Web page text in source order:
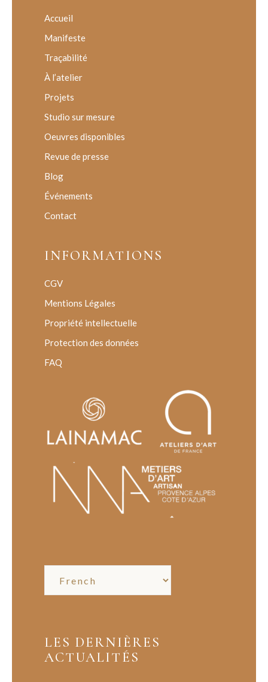
Accueil
Manifeste
Traçabilité
À l’atelier
Projets
Studio sur mesure
Oeuvres disponibles
Revue de presse
Blog
Événements
Contact
INFORMATIONS
CGV
Mentions Légales
Propriété intellectuelle
Protection des données
FAQ
LES DERNIÈRES
ACTUALITÉS